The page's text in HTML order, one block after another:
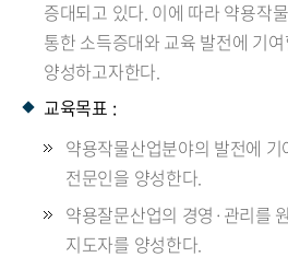
증대되고 있다. 이에 따라 약용작
통한 소득증대와 교육 발전에 기
양성하고자한다.
교육목표 :
약용작물산업분야의 발전에
전문인을 양성한다.
약용잘문산업의 경영·관리를
지도자를 양성한다.